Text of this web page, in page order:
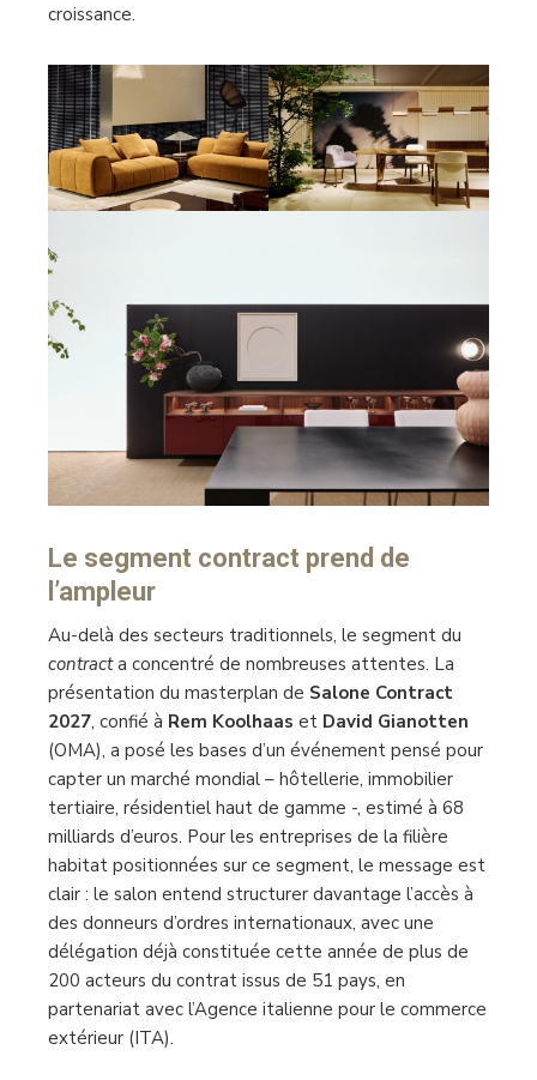
croissance.
Le segment contract prend de
l’ampleur
Au-delà des secteurs traditionnels, le segment du
contracta concentré de nombreuses attentes. La
présentation du masterplan de Salone Contract
2027, confié à Rem Koolhaas et David Gianotten
(OMA), a posé les bases d’un événement pensé pour
capter un marché mondial – hôtellerie, immobilier
tertiaire, résidentiel haut de gamme -, estimé à 68
milliards d’euros. Pour les entreprises de la filière
habitat positionnées sur ce segment, le message est
clair : le salon entend structurer davantage l’accès à
des donneurs d’ordres internationaux, avec une
délégation déjà constituée cette année de plus de
200 acteurs du contrat issus de 51 pays, en
partenariat avec l’Agence italienne pour le commerce
extérieur (ITA).